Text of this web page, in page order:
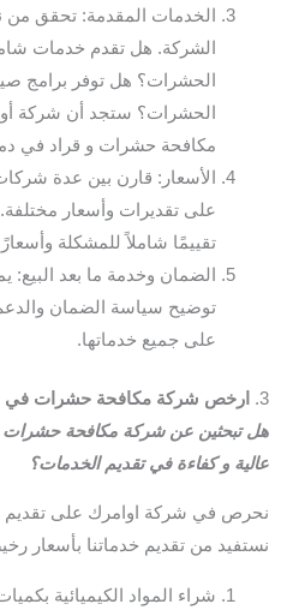
الخدمات المقدمة: تحقق من
الشركة. هل تقدم خدمات
الحشرات؟ هل توفر برامج
الحشرات؟ ستجد أن شركة
مكافحة حشرات و قراد في
الأسعار: قارن بين عدة
على تقديرات وأسعار
تقييمًا شاملاً للمشكلة
الضمان وخدمة ما بعد
توضيح سياسة الضمان
على جميع خدماتها.
3.
ارخص شركة مكافحة حشرات
هل تبحثين عن شركة مكافحة
عالية و كفاءة في تقديم الخدمات؟
نحرص في شركة اوامرك على تقديم
نستفيد من تقديم خدماتنا بأسعار
شراء المواد الكيميائية